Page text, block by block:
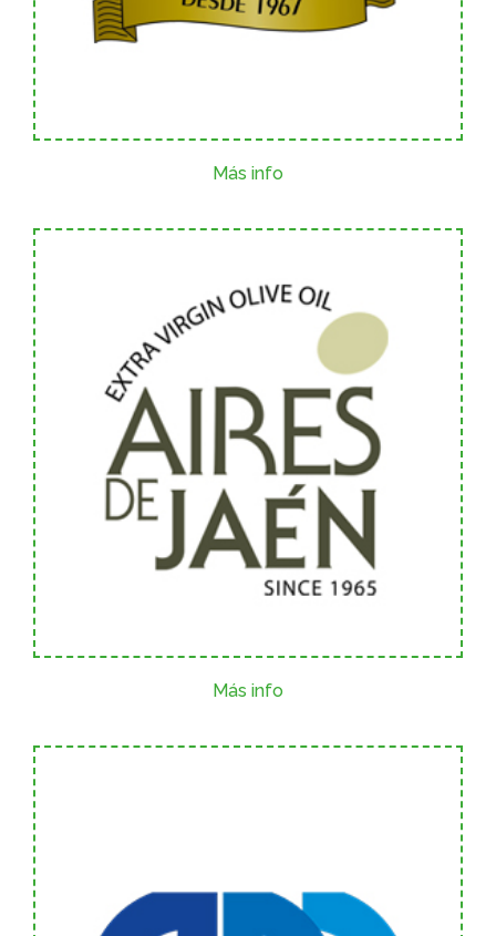
Más info
Más info